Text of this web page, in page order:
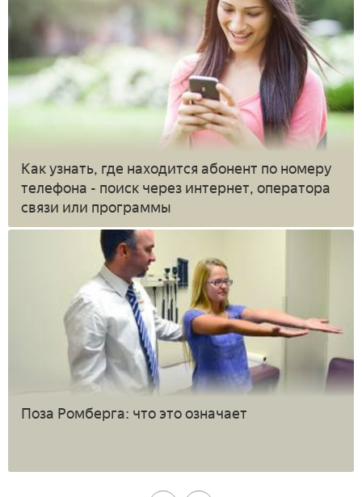
Как узнать, где находится абонент по номеру
телефона - поиск через интернет, оператора
связи или программы
Поза Ромберга: что это означает